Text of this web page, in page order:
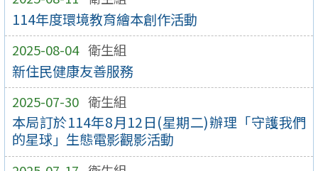
114年度環境教育繪本創作活動
2025-08-04 衛生組
新住民健康友善服務
2025-07-30 衛生組
本局訂於114年8月12日(星期二)辦理「守護我們
的星球」生態電影觀影活動